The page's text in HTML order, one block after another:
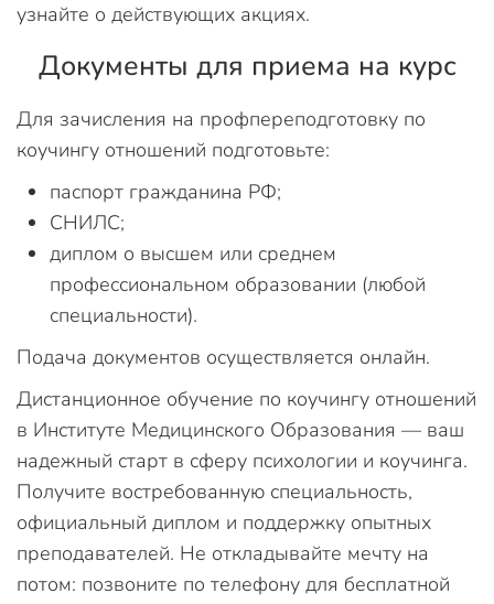
узнайте о действующих акциях.
Документы для приема на курс
Для зачисления на профпереподготовку по
коучингу отношений подготовьте:
паспорт гражданина РФ;
СНИЛС;
диплом о высшем или среднем
профессиональном образовании (любой
специальности).
Подача документов осуществляется онлайн.
Дистанционное обучение по коучингу отношений
в Институте Медицинского Образования — ваш
надежный старт в сферу психологии и коучинга.
Получите востребованную специальность,
официальный диплом и поддержку опытных
преподавателей. Не откладывайте мечту на
потом: позвоните по телефону для бесплатной